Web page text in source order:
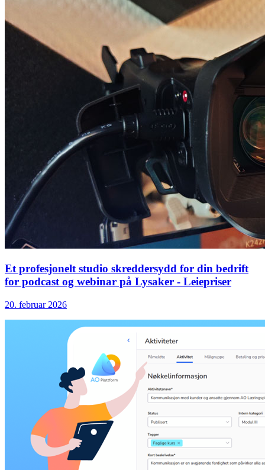
Et profesjonelt studio skreddersydd for din bedrift
for podcast og webinar på Lysaker - Leiepriser
20. februar 2026